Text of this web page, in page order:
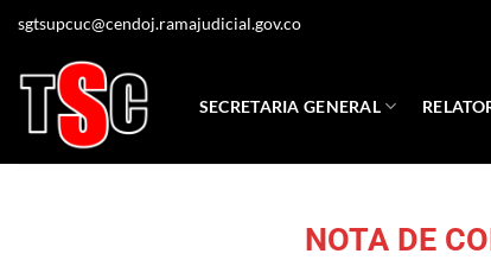
sgtsupcuc@cendoj.ramajudicial.gov.co
SECRETARIA GENERAL
NOTA DE